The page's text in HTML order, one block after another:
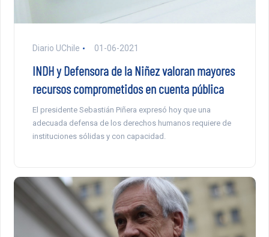
Diario UChile 01-06-2021
INDH y Defensora de la Niñez valoran mayores
recursos comprometidos en cuenta pública
El presidente Sebastián Piñera expresó hoy que una
adecuada defensa de los derechos humanos requiere de
instituciones sólidas y con capacidad.